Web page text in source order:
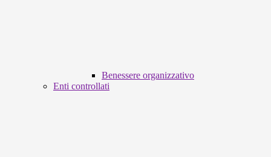
Benessere organizzativo
Enti controllati